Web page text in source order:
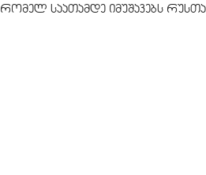
რომელ საათამდე იმუშავებს